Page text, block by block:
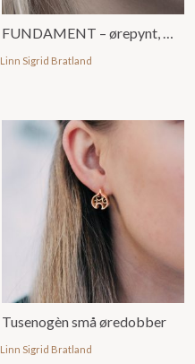
FUNDAMENT – ørepynt, mini
Linn Sigrid Bratland
Tusenogèn små øredobber
Linn Sigrid Bratland